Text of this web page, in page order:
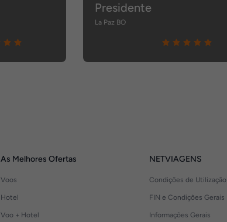
Presidente
La Paz BO
As Melhores Ofertas
Voos
Hotel
Voo + Hotel
NETVIAGENS
Condições de Utilização
FIN e Condições Gerais
Informações Gerais